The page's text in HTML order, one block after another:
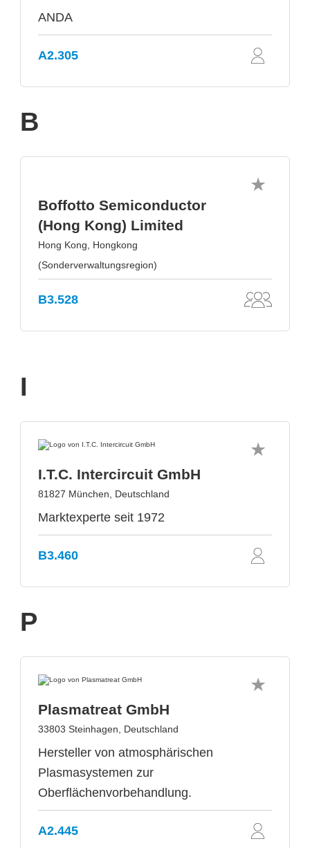
ANDA
A2.305
B
Boffotto Semiconductor
(Hong Kong) Limited
Hong Kong, Hongkong
(Sonderverwaltungsregion)
B3.528
I
I.T.C. Intercircuit GmbH
81827 München, Deutschland
Marktexperte seit 1972
B3.460
P
Plasmatreat GmbH
33803 Steinhagen, Deutschland
Hersteller von atmosphärischen
Plasmasystemen zur
Oberflächenvorbehandlung.
A2.445